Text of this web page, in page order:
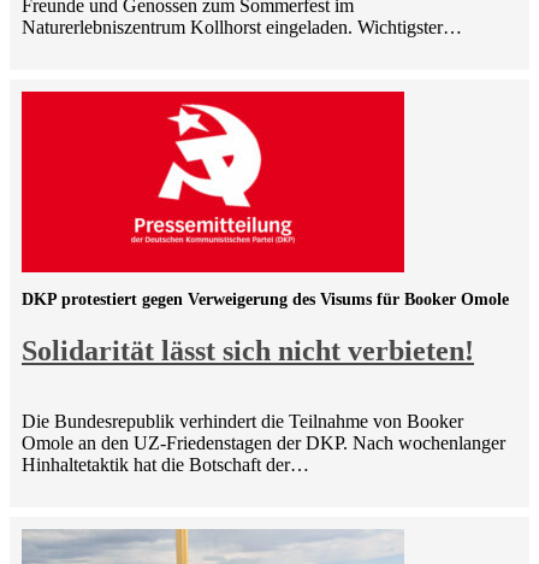
Freunde und Genossen zum Sommerfest im
Naturerlebniszentrum Kollhorst eingeladen. Wichtigster…
Solidarität lässt sich nicht verbieten!
DKP protestiert gegen Verweigerung des Visums für Booker Omole
Die Bundesrepublik verhindert die Teilnahme von Booker
Omole an den UZ-Friedenstagen der DKP. Nach wochenlanger
Hinhaltetaktik hat die Botschaft der…